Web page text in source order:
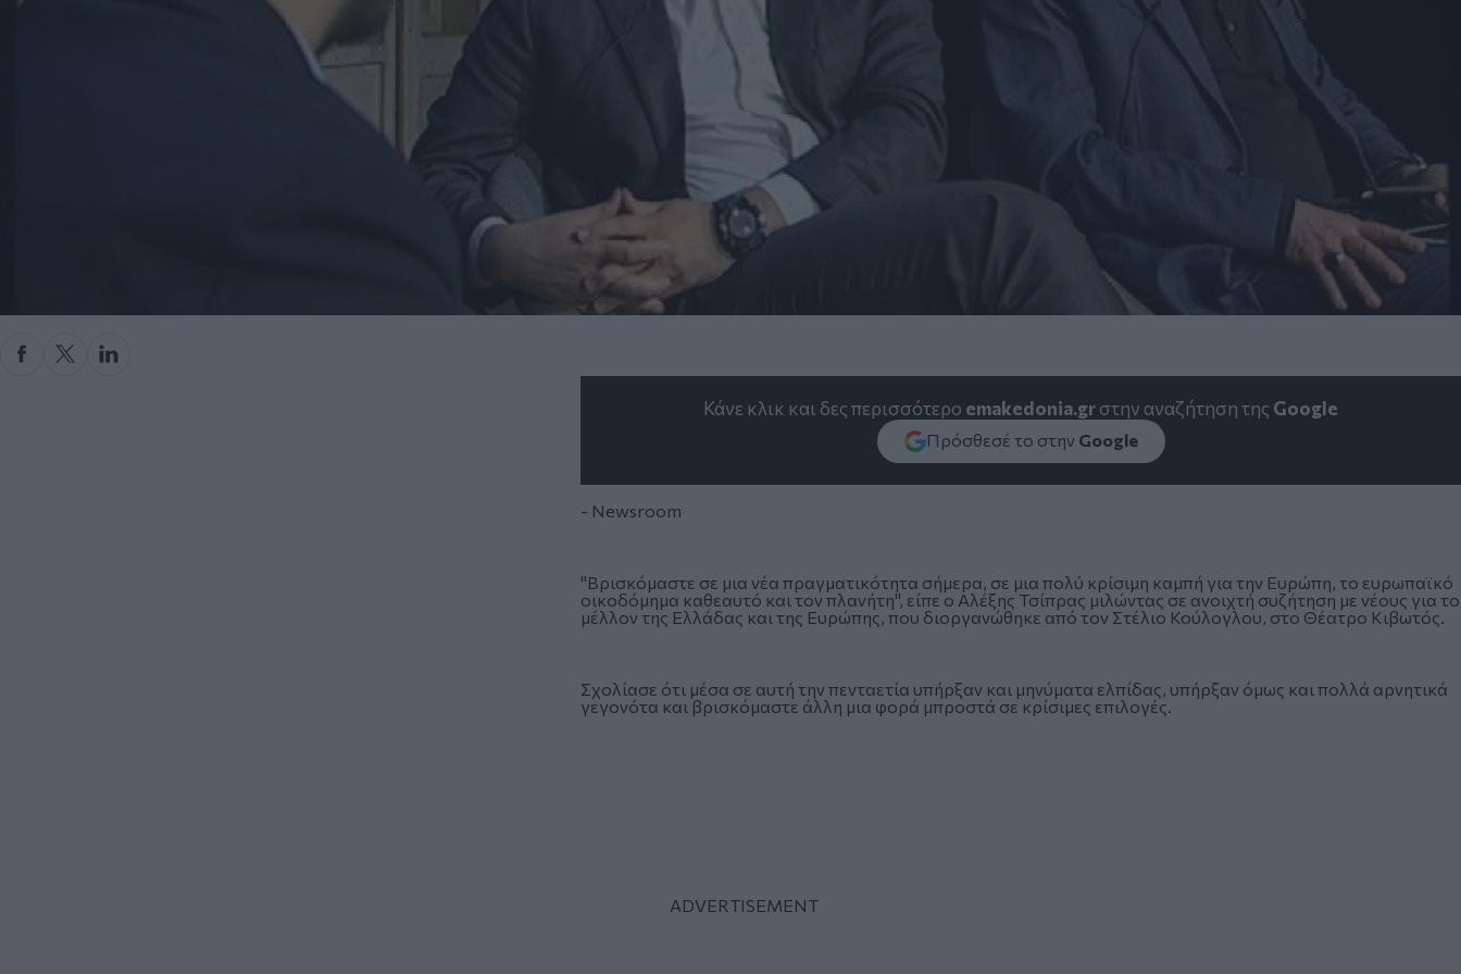
Κάνε κλικ και δες περισσότερο emakedonia.grστην αναζήτηση της Google
Πρόσθεσέ το στην Google
- Newsroom
"Βρισκόμαστε σε μια νέα πραγματικότητα σήμερα, σε μια πολύ κρίσιμη καμπή για την Ευρώπη, το ευρωπαϊκό
οικοδόμημα καθεαυτό και τον πλανήτη", είπε ο Αλέξης Τσίπρας μιλώντας σε ανοιχτή συζήτηση με νέους για το
μέλλον της Ελλάδας και της Ευρώπης, που διοργανώθηκε από τον Στέλιο Κούλογλου, στο Θέατρο Κιβωτός.
Σχολίασε ότι μέσα σε αυτή την πενταετία υπήρξαν και μηνύματα ελπίδας, υπήρξαν όμως και πολλά αρνητικά
γεγονότα και βρισκόμαστε άλλη μια φορά μπροστά σε κρίσιμες επιλογές.